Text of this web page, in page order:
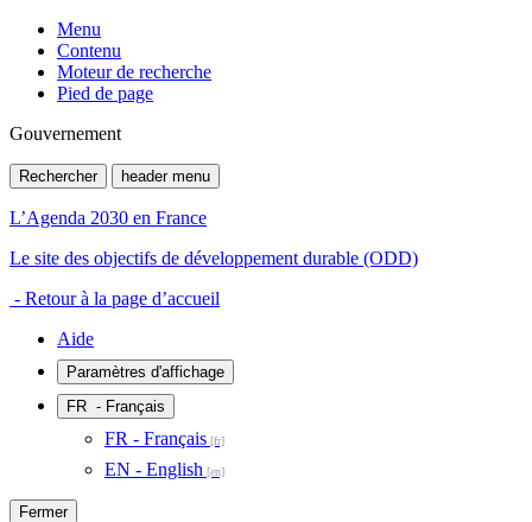
Menu
Contenu
Moteur de recherche
Pied de page
Gouvernement
Rechercher header menu
L’Agenda 2030 en France
Le site des objectifs de développement durable (ODD)
- Retour à la page d’accueil
Aide
Paramètres d'affichage
FR - Français
FR - Français
EN - English
Fermer